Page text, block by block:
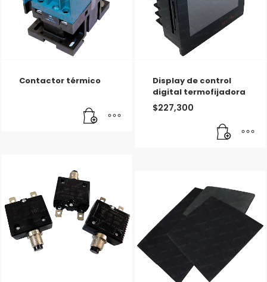
Contactor térmico
Display de control
digital termofijadora
$227,300